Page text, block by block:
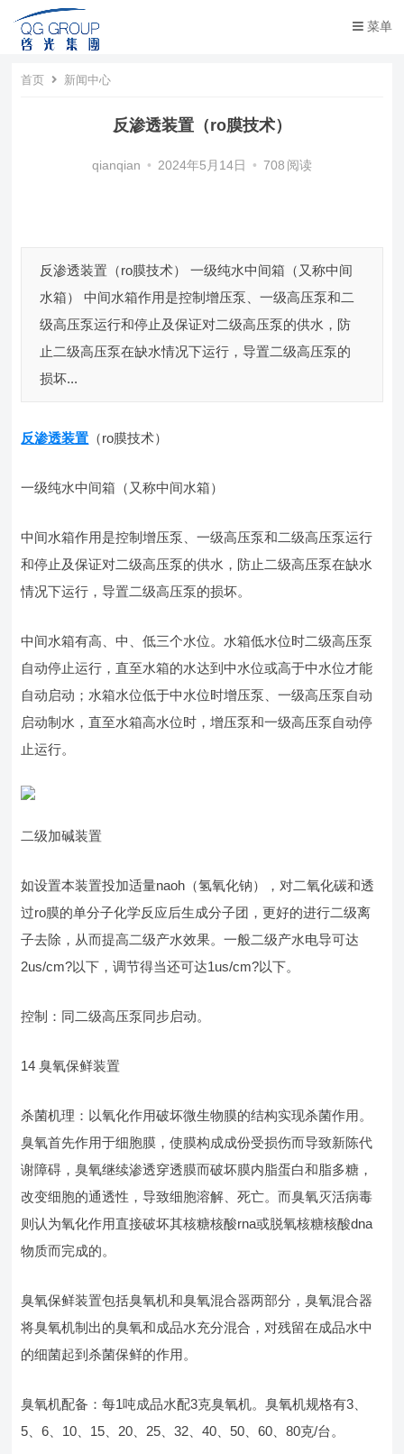
菜单
首页 新闻中心
反渗透装置（ro膜技术）
qianqian • 2024年5月14日 • 708 阅读
反渗透装置（ro膜技术） 一级纯水中间箱（又称中间
水箱） 中间水箱作用是控制增压泵、一级高压泵和二
级高压泵运行和停止及保证对二级高压泵的供水，防
止二级高压泵在缺水情况下运行，导置二级高压泵的
损坏...
反渗透装置 （ro膜技术）
一级纯水中间箱（又称中间水箱）
中间水箱作用是控制增压泵、一级高压泵和二级高压泵运行
和停止及保证对二级高压泵的供水，防止二级高压泵在缺水
情况下运行，导置二级高压泵的损坏。
中间水箱有高、中、低三个水位。水箱低水位时二级高压泵
自动停止运行，直至水箱的水达到中水位或高于中水位才能
自动启动；水箱水位低于中水位时增压泵、一级高压泵自动
启动制水，直至水箱高水位时，增压泵和一级高压泵自动停
止运行。
二级加碱装置
如设置本装置投加适量naoh（氢氧化钠），对二氧化碳和透
过ro膜的单分子化学反应后生成分子团，更好的进行二级离
子去除，从而提高二级产水效果。一般二级产水电导可达
2us/cm?以下，调节得当还可达1us/cm?以下。
控制：同二级高压泵同步启动。
14 臭氧保鲜装置
杀菌机理：以氧化作用破坏微生物膜的结构实现杀菌作用。
臭氧首先作用于细胞膜，使膜构成成份受损伤而导致新陈代
谢障碍，臭氧继续渗透穿透膜而破坏膜内脂蛋白和脂多糖，
改变细胞的通透性，导致细胞溶解、死亡。而臭氧灭活病毒
则认为氧化作用直接破坏其核糖核酸rna或脱氧核糖核酸dna
物质而完成的。
臭氧保鲜装置包括臭氧机和臭氧混合器两部分，臭氧混合器
将臭氧机制出的臭氧和成品水充分混合，对残留在成品水中
的细菌起到杀菌保鲜的作用。
臭氧机配备：每1吨成品水配3克臭氧机。臭氧机规格有3、
5、6、10、15、20、25、32、40、50、60、80克/台。